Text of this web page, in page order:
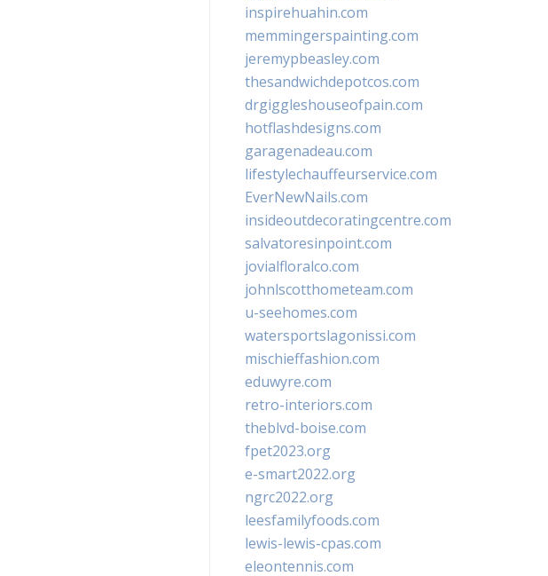
inspirehuahin.com
memmingerspainting.com
jeremypbeasley.com
thesandwichdepotcos.com
drgiggleshouseofpain.com
hotflashdesigns.com
garagenadeau.com
lifestylechauffeurservice.com
EverNewNails.com
insideoutdecoratingcentre.com
salvatoresinpoint.com
jovialfloralco.com
johnlscotthometeam.com
u-seehomes.com
watersportslagonissi.com
mischieffashion.com
eduwyre.com
retro-interiors.com
theblvd-boise.com
fpet2023.org
e-smart2022.org
ngrc2022.org
leesfamilyfoods.com
lewis-lewis-cpas.com
eleontennis.com